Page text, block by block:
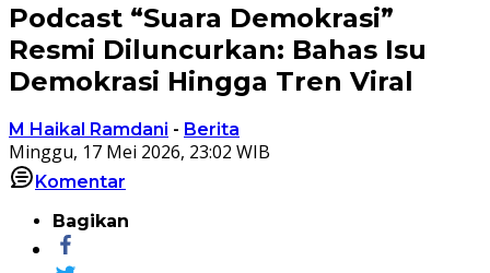
Podcast “Suara Demokrasi”
Resmi Diluncurkan: Bahas Isu
Demokrasi Hingga Tren Viral
M Haikal Ramdani - Berita
Minggu, 17 Mei 2026, 23:02 WIB
Komentar
Bagikan